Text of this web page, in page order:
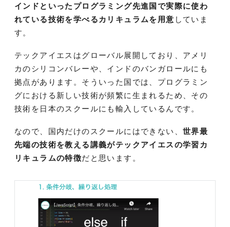
インドといったプログラミング先進国で実際に使わ
れている技術を学べるカリキュラムを用意 していま
す。
テックアイエスはグローバル展開しており、アメリ
カのシリコンバレーや、インドのバンガロールにも
拠点があります。そういった国では、プログラミン
グにおける新しい技術が頻繁に生まれるため、その
技術を日本のスクールにも輸入しているんです。
なので、国内だけのスクールにはできない、 世界最
先端の技術を教える講義がテックアイエスの学習カ
リキュラムの特徴だと思います。